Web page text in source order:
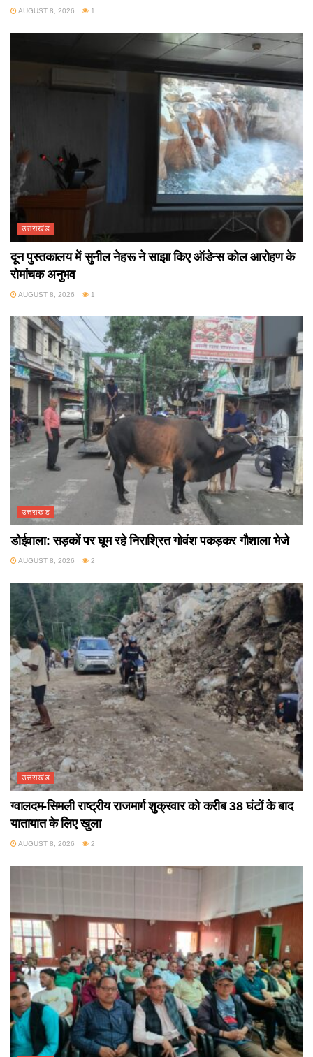
AUGUST 8, 2026 1
उत्तराखंड
दून पुस्तकालय में सुनील नेहरू ने साझा किए ऑडेन्स कोल आरोहण के
रोमांचक अनुभव
AUGUST 8, 2026 1
उत्तराखंड
डोईवाला: सड़कों पर घूम रहे निराश्रित गोवंश पकड़कर गौशाला भेजे
AUGUST 8, 2026 2
उत्तराखंड
ग्वालदम-सिमली राष्ट्रीय राजमार्ग शुक्रवार को करीब 38 घंटों के बाद
यातायात के लिए खुला
AUGUST 8, 2026 2